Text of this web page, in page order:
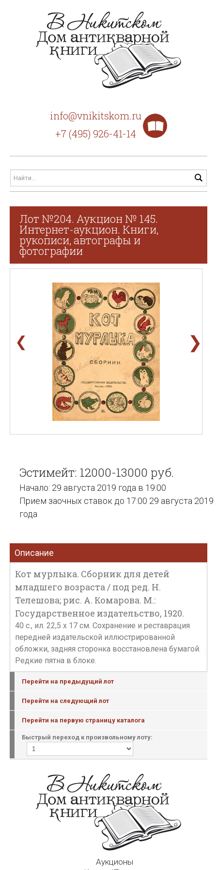
info@vnikitskom.ru
+7 (495) 926-41-14
Лот №204. Аукцион № 145.
Интернет-аукцион. Книги,
рукописи, автографы и
фотографии
❮ ❯
Эстимейт: 12000-13000 руб.
Начало: 29 августа 2019 года в 19:00
Прием заочных ставок до 17:00 29 августа 2019
года
Описание
Кот мурлыка. Сборник для детей
младшего возраста / под ред. Н.
Телешова; рис. А. Комарова. М.:
Государственное издательство, 1920.
40 с., ил. 22,5 х 17 см. Сохранение и реставрация
передней издательской иллюстрированной
обложки, задняя сторонка восстановлена бумагой.
Редкие пятна в блоке.
Перейти на предыдущий лот
Перейти на следующий лот
Перейти на первую страницу каталога
Быстрый переход к произвольному лоту:
Аукционы